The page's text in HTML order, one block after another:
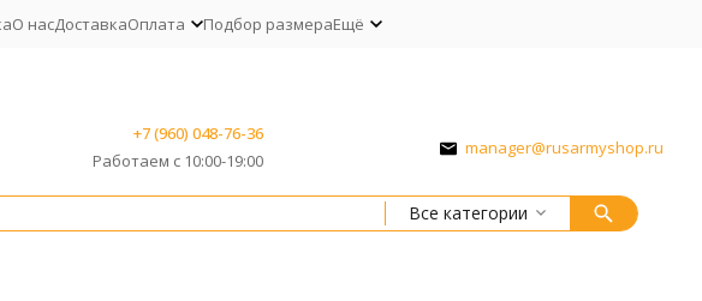
О насДоставкаОплата Подбор размераЕщё
+7 (960) 048-76-36
Работаем с 10:00-19:00
manager@rusarmyshop.ru
Все категории